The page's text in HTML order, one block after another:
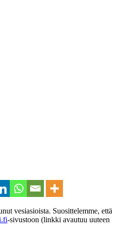
vesiasioista. Suosittelemme, että
-sivustoon (linkki avautuu uuteen